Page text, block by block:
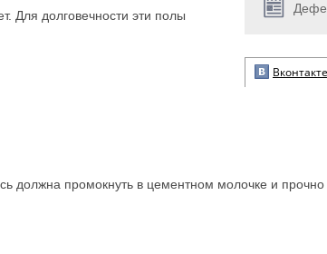
Вконтакте
Для долговечности эти полы
должна промокнуть в цементном молочке и